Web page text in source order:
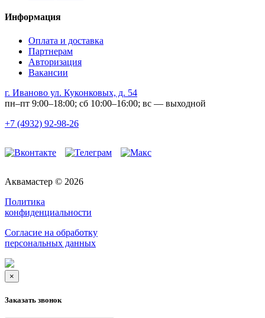
Информация
Оплата и доставка
Партнерам
Авторизация
Вакансии
г. Иваново ул. Куконковых, д. 54
пн–пт 9:00–18:00; сб 10:00–16:00; вс — выходной
+7 (4932) 92-98-26
Аквамастер © 2026
Политика
конфиденциальности
Согласие на обработку
персональных данных
×
Заказать звонок